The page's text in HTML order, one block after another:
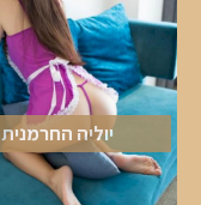
יוליה החרמנית